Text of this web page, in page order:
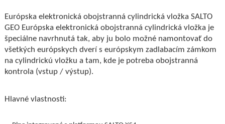
Európska elektronická obojstranná cylindrická vložka SALTO
GEO Európska elektronická obojstranná cylindrická vložka je
špeciálne navrhnutá tak, aby ju bolo možné namontovať do
všetkých európskych dverí s európskym zadlabacím zámkom
na cylindrickú vložku a tam, kde je potreba obojstranná
kontrola (vstup / výstup).
Hlavné vlastnosti: